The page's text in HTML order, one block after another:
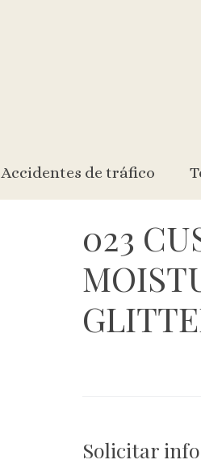
Accidentes de tráfico
023
Solicitar